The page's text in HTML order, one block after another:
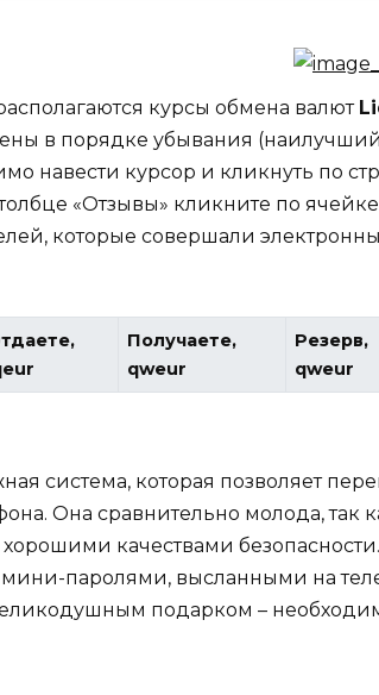
курсы обмена валют
в порядке убывания
навести курсор и кликнуть по
«Отзывы» кликните по
которые совершали
Получаете,
qweur
Резерв,
qweur
система, которая позволяет
Она сравнительно молода, так
хорошими качествами
паролями, высланными на
подарком –